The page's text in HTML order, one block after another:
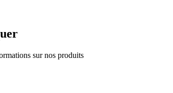
sur nos produits